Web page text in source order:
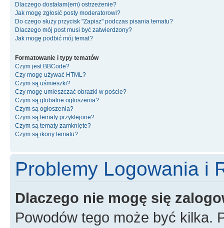
Dlaczego dostałam(em) ostrzeżenie?
Jak mogę zgłosić posty moderatorowi?
Do czego służy przycisk "Zapisz" podczas pisania tematu?
Dlaczego mój post musi być zatwierdzony?
Jak mogę podbić mój temat?
Formatowanie i typy tematów
Czym jest BBCode?
Czy mogę używać HTML?
Czym są uśmieszki?
Czy mogę umieszczać obrazki w poście?
Czym są globalne ogłoszenia?
Czym są ogłoszenia?
Czym są tematy przyklejone?
Czym są tematy zamknięte?
Czym są ikony tematu?
Problemy Logowania i
Dlaczego nie mogę się
Powodów tego może być kilka.